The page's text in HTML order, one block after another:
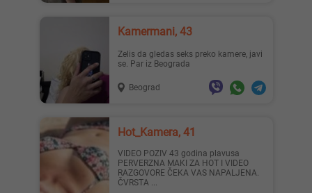
Kamermani, 43
Zelis da gledas seks preko kamere, javi
se. Par iz Beograda
Beograd
Hot_Kamera, 41
VIDEO POZIV 43 godina plavusa
PERVERZNA MAKI ZA HOT I VIDEO
RAZGOVORE ČEKA VAS NAPALJENA.
ČVRSTA ...